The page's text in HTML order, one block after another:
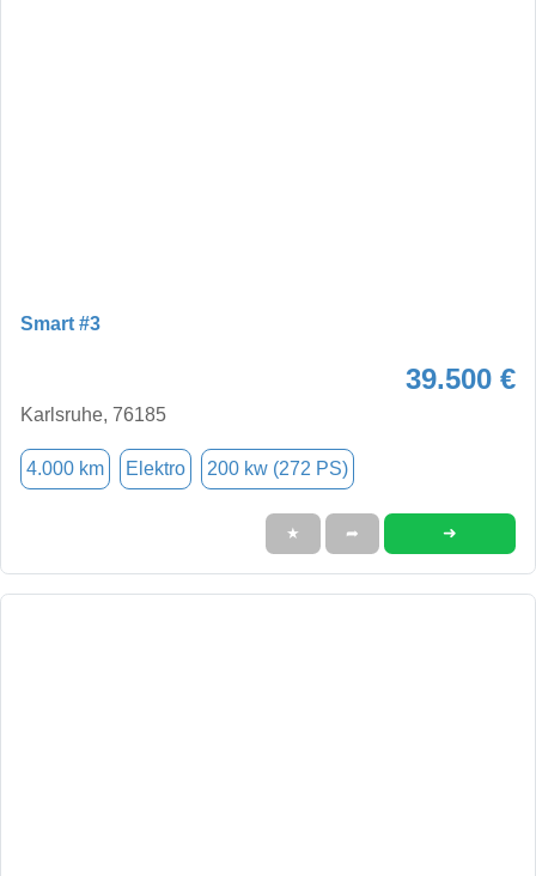
Smart #3
39.500 €
Karlsruhe, 76185
4.000 km Elektro 200 kw (272 PS)
★ ➦ ➜